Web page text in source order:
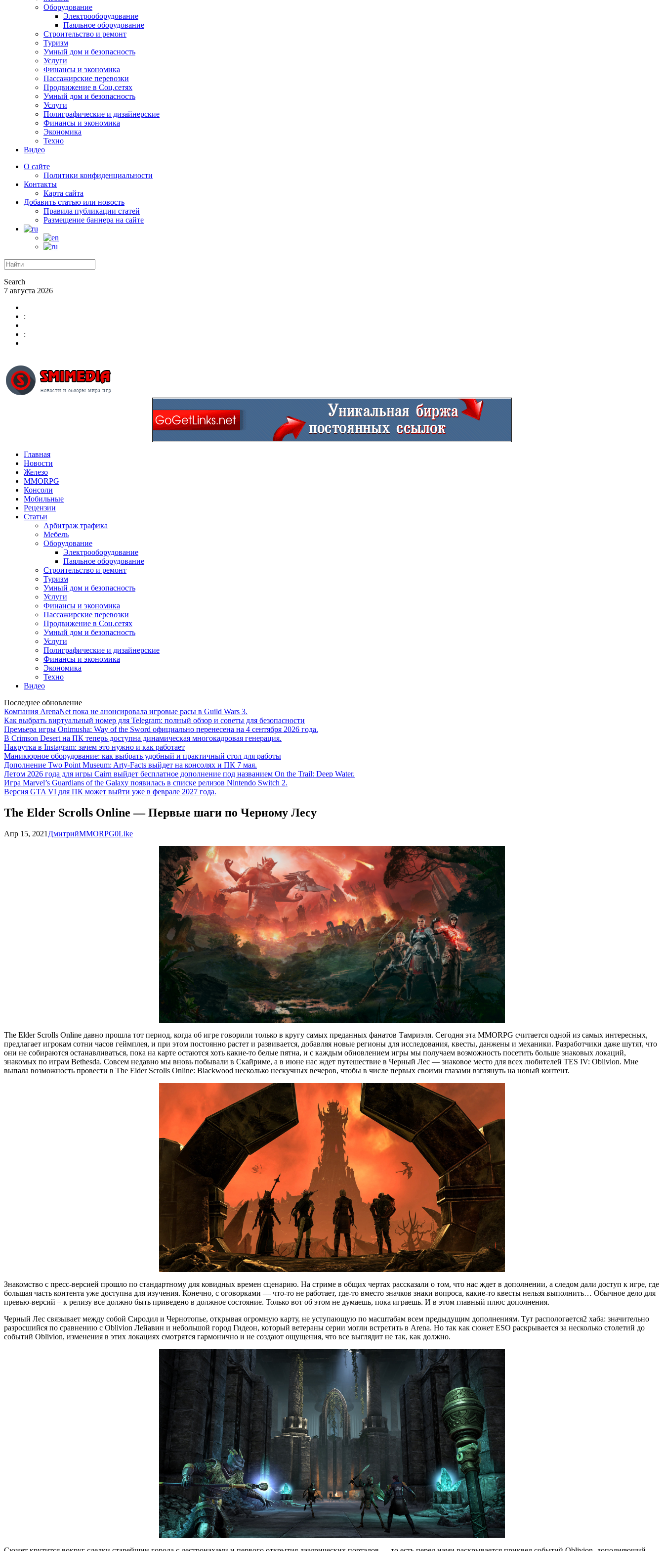
Оборудование
Электрооборудование
Паяльное оборудование
Строительство и ремонт
Туризм
Умный дом и безопасность
Услуги
Финансы и экономика
Пассажирские перевозки
Продвижение в Соц.сетях
Умный дом и безопасность
Услуги
Полиграфические и дизайнерские
Финансы и экономика
Экономика
Техно
Видео
О сайте
Политики конфиденциальности
Контакты
Карта сайта
Добавить статью или новость
Правила публикации статей
Размещение баннера на сайте
Search
7 августа 2026
:
:
Главная
Новости
Железо
MMORPG
Консоли
Мобильные
Рецензии
Статьи
Арбитраж трафика
Мебель
Оборудование
Электрооборудование
Паяльное оборудование
Строительство и ремонт
Туризм
Умный дом и безопасность
Услуги
Финансы и экономика
Пассажирские перевозки
Продвижение в Соц.сетях
Умный дом и безопасность
Услуги
Полиграфические и дизайнерские
Финансы и экономика
Экономика
Техно
Видео
Последнее обновление
Компания ArenaNet пока не анонсировала игровые расы в Guild Wars 3.
Как выбрать виртуальный номер для Telegram: полный обзор и советы для безопасности
Премьера игры Onimusha: Way of the Sword официально перенесена на 4 сентября 2026 года.
В Crimson Desert на ПК теперь доступна динамическая многокадровая генерация.
Накрутка в Instagram: зачем это нужно и как работает
Маникюрное оборудование: как выбрать удобный и практичный стол для работы
Дополнение Two Point Museum: Arty-Facts выйдет на консолях и ПК 7 мая.
Летом 2026 года для игры Cairn выйдет бесплатное дополнение под названием On the Trail: Deep Water.
Игра Marvel’s Guardians of the Galaxy появилась в списке релизов Nintendo Switch 2.
Версия GTA VI для ПК может выйти уже в феврале 2027 года.
The Elder Scrolls Online — Первые шаги по Черному Лесу
Апр 15, 2021 ДмитрийMMORPG0Like
The Elder Scrolls Online давно прошла тот период, когда об игре говорили только в кругу самых преданных фанатов Тамриэля. Сегодня эта MMORPG считается одной из самых интересных,
предлагает игрокам сотни часов геймплея, и при этом постоянно растет и развивается, добавляя новые регионы для исследования, квесты, данжены и механики. Разработчики даже шутят, что
они не собираются останавливаться, пока на карте остаются хоть какие-то белые пятна, и с каждым обновлением игры мы получаем возможность посетить больше знаковых локаций,
знакомых по играм Bethesda. Совсем недавно мы вновь побывали в Скайриме, а в июне нас ждет путешествие в Черный Лес — знаковое место для всех любителей TES IV: Oblivion. Мне
выпала возможность провести в The Elder Scrolls Online: Blackwood несколько нескучных вечеров, чтобы в числе первых своими глазами взглянуть на новый контент.
Знакомство с пресс-версией прошло по стандартному для ковидных времен сценарию. На стриме в общих чертах рассказали о том, что нас ждет в дополнении, а следом дали доступ к игре, где
большая часть контента уже доступна для изучения. Конечно, с оговорками — что-то не работает, где-то вместо значков знаки вопроса, какие-то квесты нельзя выполнить… Обычное дело для
превью-версий – к релизу все должно быть приведено в должное состояние. Только вот об этом не думаешь, пока играешь. И в этом главный плюс дополнения.
Черный Лес связывает между собой Сиродил и Чернотопье, открывая огромную карту, не уступающую по масштабам всем предыдущим дополнениям. Тут распологается2 хаба: значительно
разросшийся по сравнению с Oblivion Лейавин и небольшой город Гидеон, который ветераны серии могли встретить в Arena. Но так как сюжет ESO раскрывается за несколько столетий до
событий Oblivion, изменения в этих локациях смотрятся гармонично и не создают ощущения, что все выглядит не так, как должно.